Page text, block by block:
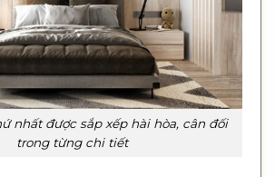
nhất được sắp xếp hài hòa, cân đối
trong từng chi tiết